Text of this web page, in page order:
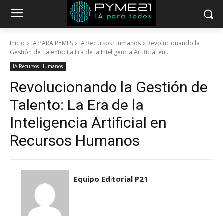
Inicio IA PARA PYMES IA Recursos Humanos
Revolucionando la
Gestión de Talento: La Era de la Inteligencia Artificial en...
IA Recursos Humanos
Revolucionando la Gestión de
Talento: La Era de la
Inteligencia Artificial en
Recursos Humanos
Equipo Editorial P21